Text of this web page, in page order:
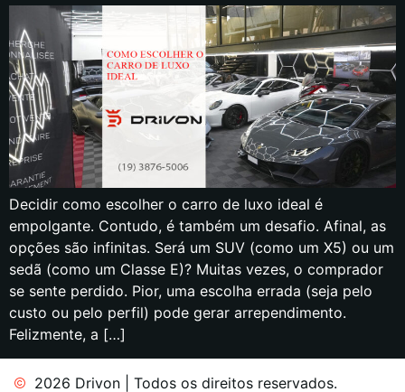
Decidir como escolher o carro de luxo ideal é
empolgante. Contudo, é também um desafio. Afinal, as
opções são infinitas. Será um SUV (como um X5) ou um
sedã (como um Classe E)? Muitas vezes, o comprador
se sente perdido. Pior, uma escolha errada (seja pelo
custo ou pelo perfil) pode gerar arrependimento.
Felizmente, a […]
2026 Drivon | Todos os direitos reservados.